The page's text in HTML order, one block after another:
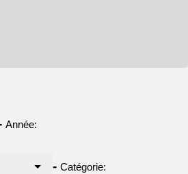
Année:
- Catégorie: